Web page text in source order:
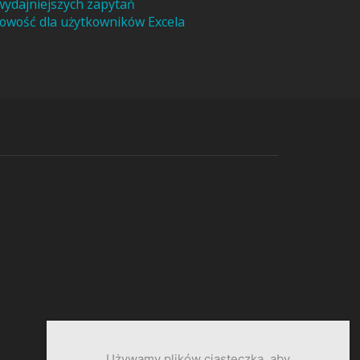
zapytań
dla użytkowników Excela